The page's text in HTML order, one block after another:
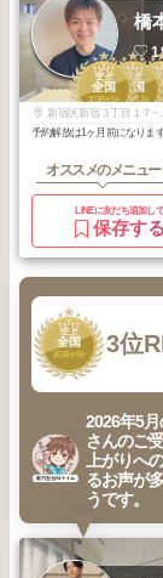
2
全国
2026年 5月
2
全国
2026年 2月2026
橋
新宿区新宿３丁目１７
予約解放は1ヶ月前になります
オススメのメニュー
LINEに友だち追加し
保存する
3
全国
2026年 5月 3位
2026年5
さんのご
上がりへ
るお声が
うです。